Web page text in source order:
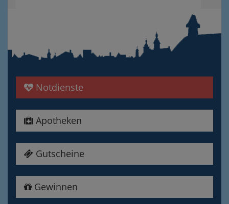
Notdienste
Apotheken
Gutscheine
Gewinnen